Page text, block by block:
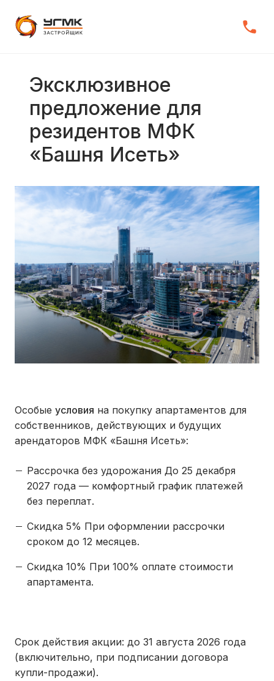
Эксклюзивное
предложение для
резидентов МФК
«Башня Исеть»
Особые условия на покупку апартаментов для
собственников, действующих и будущих
арендаторов МФК «Башня Исеть»:
Рассрочка без удорожания До 25 декабря
2027 года — комфортный график платежей
без переплат.
Скидка 5% При оформлении рассрочки
сроком до 12 месяцев.
Скидка 10% При 100% оплате стоимости
апартамента.
Срок действия акции: до 31 августа 2026 года
(включительно, при подписании договора
купли-продажи).